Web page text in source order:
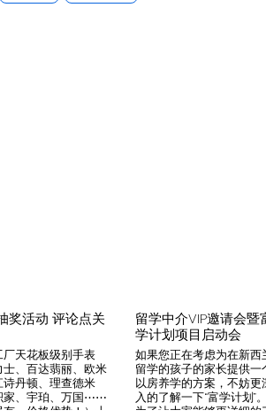
奖活动 评论点关
厂天花板级别手表
士、百达翡丽、欧米
诗丹顿、理查德米
家、宇珀、万国⋯⋯
，价格优势！）十
留学中介VIP邀请会暨
学计划项目启动会
如果您正在考虑为在新西
留学的孩子的家长提供一
以房养学的方案，不妨更
入的了解一下“富学计划”。
为了让大家能够更详细的